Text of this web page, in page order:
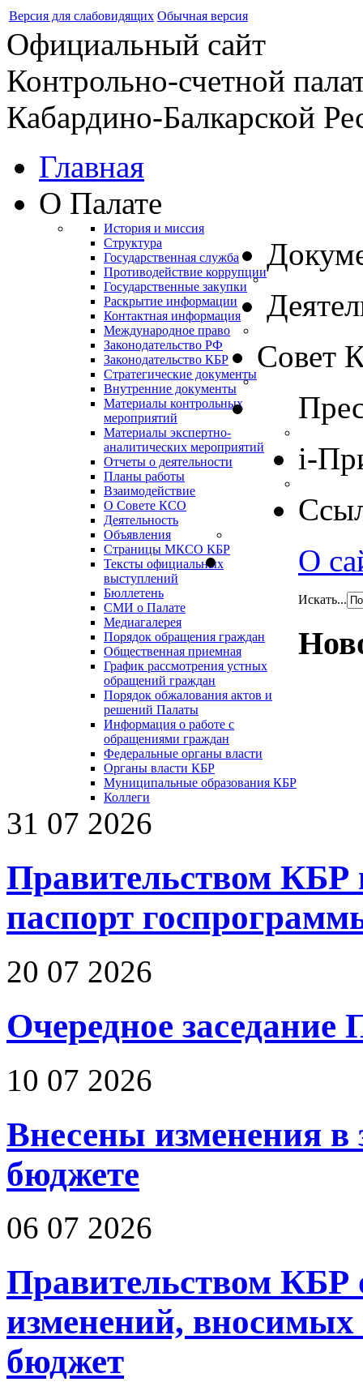
Версия для слабовидящих Обычная версия
Официальный сайт
Контрольно-счетной
Кабардино-Балкарской
Главная
О Палате
История и миссия
Структура
Государственная служба
Противодействие коррупции
Государственные закупки
Раскрытие информации
Контактная информация
Международное право
Законодательство РФ
Законодательство КБР
Стратегические документы
Внутренние документы
Материалы контрольных
мероприятий
Материалы экспертно-
аналитических мероприятий
Отчеты о деятельности
Планы работы
Взаимодействие
Совет
О Совете КСО
Деятельность
Объявления
Страницы МКСО КБР
Тексты официальных
выступлений
Бюллетень
СМИ о Палате
Медиагалерея
i-
Порядок обращения граждан
Общественная приемная
График рассмотрения устных
обращений граждан
Порядок обжалования актов и
решений Палаты
Информация о работе с
обращениями граждан
Федеральные органы власти
Органы власти КБР
Муниципальные образования КБР
Коллеги
О
Искать...
31 07 2026
Правительством КБР
паспорт
20 07 2026
Очередное
10 07 2026
Внесены изменения в
бюджете
06 07 2026
Правительством КБР
изменений, вносимых
бюджет